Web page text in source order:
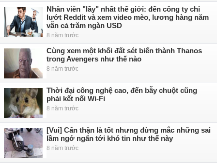
Nhân viên "lầy" nhất thế giới: đến công ty chỉ
lướt Reddit và xem video mèo, lương hàng năm
vẫn cả trăm ngàn USD
8 năm trước
Cùng xem một khối đất sét biến thành Thanos
trong Avengers như thế nào
8 năm trước
Thời đại công nghệ cao, đến bẫy chuột cũng
phải kết nối Wi-Fi
8 năm trước
[Vui] Cẩn thận là tốt nhưng đừng mắc những sai
lầm ngớ ngẩn tới khó tin như thế này
8 năm trước